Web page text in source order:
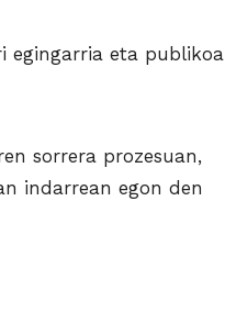
egingarria eta publikoa
sorrera prozesuan,
indarrean egon den